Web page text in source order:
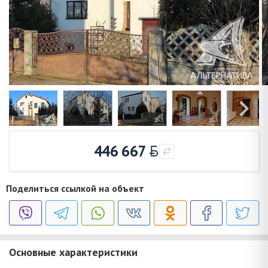
446 667
Поделиться ссылкой на объект
Основные характеристики